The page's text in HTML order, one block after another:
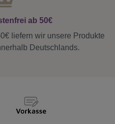
ab 50€
liefern wir unsere Produkte
Deutschlands.